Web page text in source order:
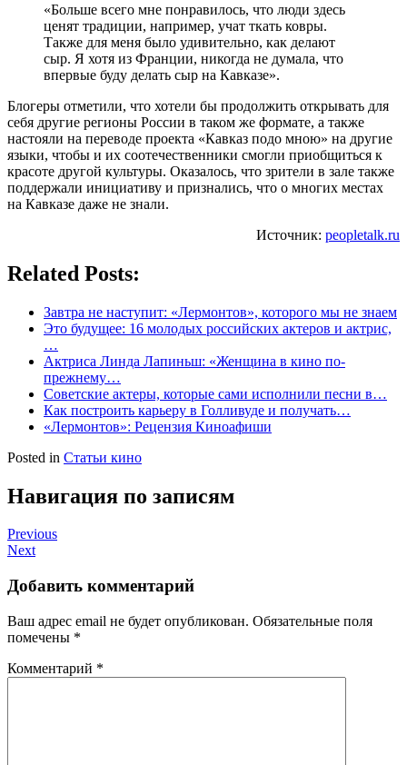
«Больше всего мне понравилось, что люди здесь
ценят традиции, например, учат ткать ковры.
Также для меня было удивительно, как делают
сыр. Я хотя из Франции, никогда не думала, что
впервые буду делать сыр на Кавказе».
Блогеры отметили, что хотели бы продолжить открывать для
себя другие регионы России в таком же формате, а также
настояли на переводе проекта «Кавказ подо мною» на другие
языки, чтобы и их соотечественники смогли приобщиться к
красоте другой культуры. Оказалось, что зрители в зале также
поддержали инициативу и признались, что о многих местах
на Кавказе даже не знали.
Источник: peopletalk.ru
Related Posts:
Завтра не наступит: «Лермонтов», которого мы не знаем
Это будущее: 16 молодых российских актеров и актрис,
…
Актриса Линда Лапиньш: «Женщина в кино по-
прежнему…
Советские актеры, которые сами исполнили песни в…
Как построить карьеру в Голливуде и получать…
«Лермонтов»: Рецензия Киноафиши
Posted in Статьи кино
Навигация по записям
Previous
Next
Добавить комментарий
Ваш адрес email не будет опубликован. Обязательные поля
помечены *
Комментарий *